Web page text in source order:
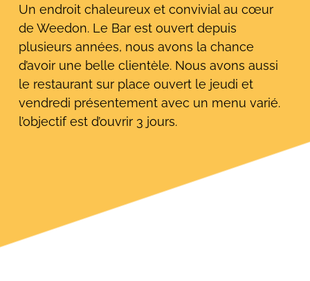
Un endroit chaleureux et convivial au cœur
de Weedon. Le Bar est ouvert depuis
plusieurs années, nous avons la chance
d’avoir une belle clientèle. Nous avons aussi
le restaurant sur place ouvert le jeudi et
vendredi présentement avec un menu varié.
l’objectif est d’ouvrir 3 jours.